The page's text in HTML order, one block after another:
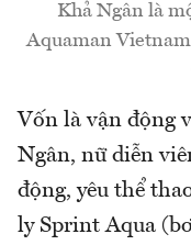
Khả Ngân là
Aquaman
Vốn là vận động
Ngân, nữ diễn
động, yêu thể
ly Sprint Aqua